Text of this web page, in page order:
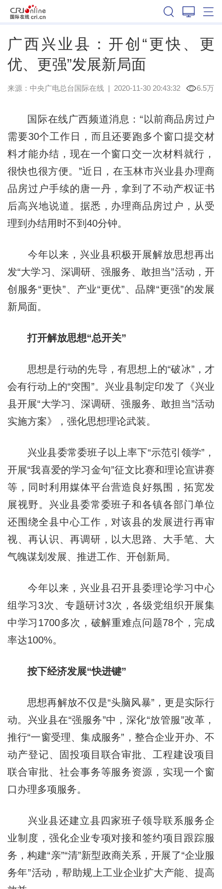
广西兴业县：开创“更快、更
优、更强”发展新局面
来源： 中央广电总台国际在线| 2020-11-30 20:43:32 6.5万
国际在线广西频道消息：“以前商品房过户
需要30个工作日，而且还要跑多个窗口提交材
料才能办结，现在一个窗口交一次材料就行，
很快也很方便。”近日，在玉林市兴业县办理商
品房过户手续的唐一丹，拿到了不动产权证书
后高兴地说道。据悉，办理商品房过户，从受
理到办结用时不到40分钟。
今年以来，兴业县积极开展解放思想再出
发“大学习、深调研、强服务、敢担当”活动，开
创服务“更快”、产业“更优”、品牌“更强”的发展
新局面。
打开解放思想“总开关”
思想是行动的先导，有思想上的“破冰”，才
会有行动上的“突围”。兴业县制定印发了《兴业
县开展“大学习、深调研、强服务、敢担当”活动
实施方案》，强化思想理论武装。
兴业县委常委班子以上率下“示范引领学”，
开展“我喜爱的学习金句”征文比赛和理论宣讲赛
等，同时利用媒体平台营造良好氛围，拓宽发
展视野。兴业县委常委班子和各镇各部门单位
还围绕全县中心工作，对该县的发展进行再审
视、再认识、再调研，以大思路、大手笔、大
气魄谋划发展、推进工作、开创新局。
今年以来，兴业县召开县委理论学习中心
组学习3次、专题研讨3次，各级党组织开展集
中学习1700多次，破解重难点问题78个，完成
率达100%。
按下经济发展“快进键”
思想再解放不仅是“头脑风暴”，更是实际行
动。兴业县在“强服务”中，深化“放管服”改革，
推行“一窗受理、集成服务”，整合企业开办、不
动产登记、固投项目联合审批、工程建设项目
联合审批、社会事务等服务资源，实现一个窗
口办理多项服务。
兴业县还建立县四家班子领导联系服务企
业制度，强化企业专项对接和签约项目跟踪服
务，构建“亲”“清”新型政商关系，开展了“企业服
务年”活动，帮助规上工业企业扩大产能、提高